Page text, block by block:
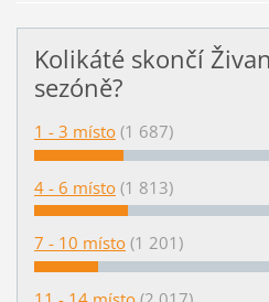
Kolikáté skončí
sezóně?
1 - 3 místo (1 687)
4 - 6 místo (1 813)
7 - 10 místo (1 201)